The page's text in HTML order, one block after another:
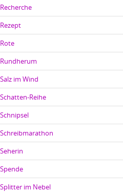
Recherche
Rezept
Rote
Rundherum
Salz im Wind
Schatten-Reihe
Schnipsel
Schreibmarathon
Seherin
Spende
Splitter im Nebel